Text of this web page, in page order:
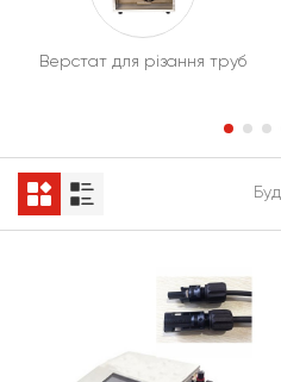
Верстат для різання труб